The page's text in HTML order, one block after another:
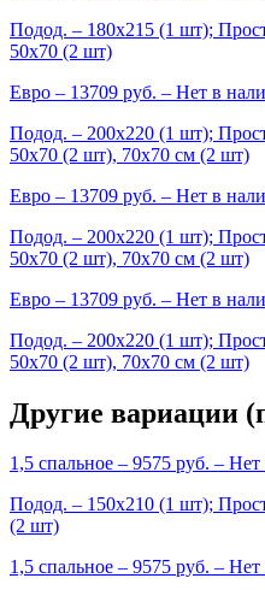
Подод. – 180х215 (1 шт);
50х70 (2 шт)
Евро – 13709 руб. – Нет в
Подод. – 200х220 (1 шт);
50х70 (2 шт), 70х70 см (2 шт)
Евро – 13709 руб. – Нет в
Подод. – 200х220 (1 шт);
50х70 (2 шт), 70х70 см (2 шт)
Евро – 13709 руб. – Нет в
Подод. – 200х220 (1 шт);
50х70 (2 шт), 70х70 см (2 шт)
Другие вариации
1,5 спальное – 9575 руб. – Нет
Подод. – 150х210 (1 шт);
(2 шт)
1,5 спальное – 9575 руб. – Нет